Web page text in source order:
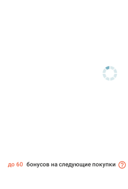
до 60 бонусов на следующие покупки